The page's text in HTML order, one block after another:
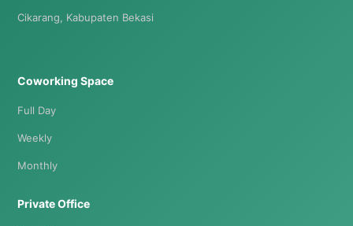
Cikarang, Kabupaten Bekasi
Coworking Space
Full Day
Weekly
Monthly
Private Office